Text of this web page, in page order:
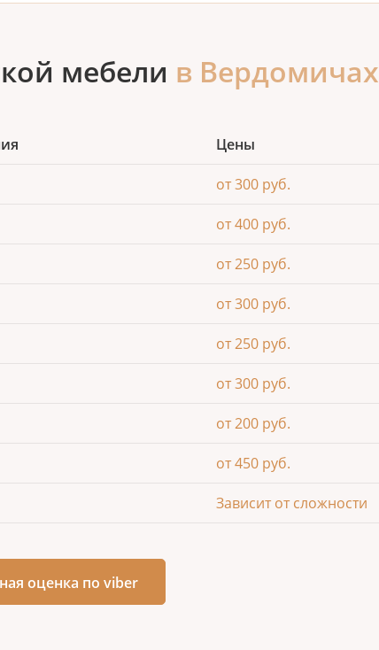
мебели в Вердомичах
Цены
от 300 руб.
от 400 руб.
от 250 руб.
от 300 руб.
от 250 руб.
от 300 руб.
от 200 руб.
от 450 руб.
Зависит от сложности
оценка по viber